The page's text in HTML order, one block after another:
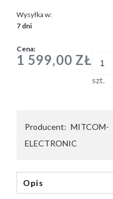
Wysyłka w:
7 dni
Cena:
1 599,00 ZŁ
szt.
Producent: MITCOM-
ELECTRONIC
Opis